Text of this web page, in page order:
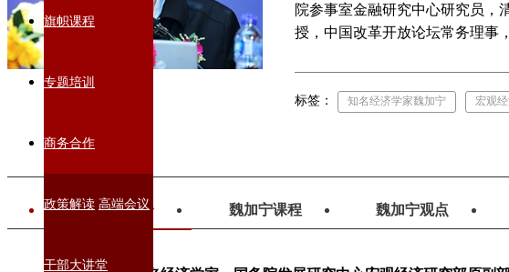
旗帜课程
专题培训
商务合作
政策解读 高端会议
干部大讲堂
院参事室金融研究中心研究员，
授，中国改革开放论坛常务理事
标签： 知名经济学家魏加宁 宏观
魏加宁简介 魏加宁课程 魏加宁观点